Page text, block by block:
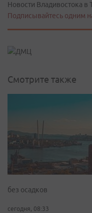
Новости Владивостока в
Подписывайтесь одним
Смотрите также
без осадков
сегодня, 08:33